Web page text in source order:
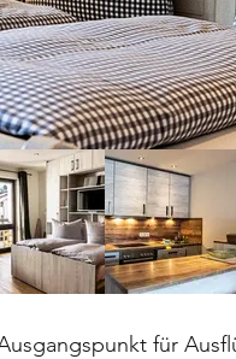
für